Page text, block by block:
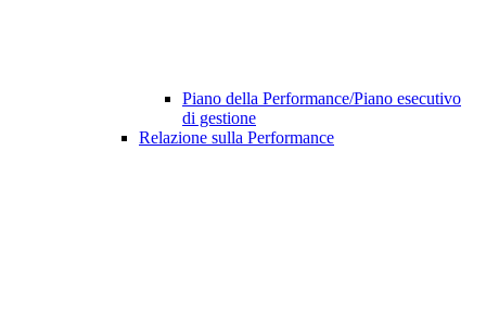
Piano della Performance/Piano esecutivo
di gestione
Relazione sulla Performance